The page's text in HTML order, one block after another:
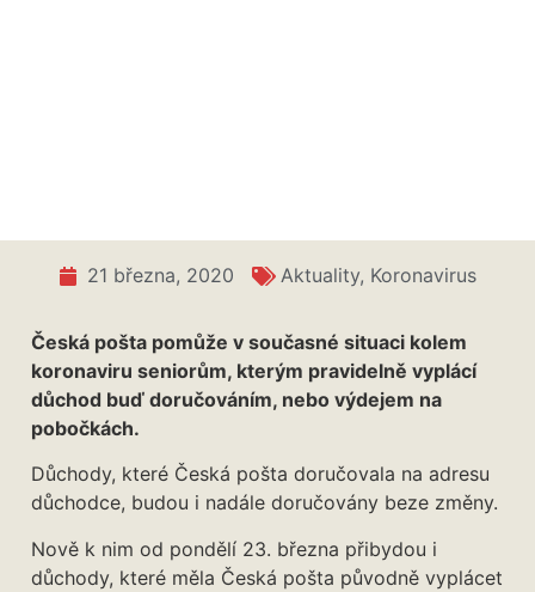
21 března, 2020 Aktuality, Koronavirus
Česká pošta pomůže v současné situaci kolem
koronaviru seniorům, kterým pravidelně vyplácí
důchod buď doručováním, nebo výdejem na
pobočkách.
Důchody, které Česká pošta doručovala na adresu
důchodce, budou i nadále doručovány beze změny.
Nově k nim od pondělí 23. března přibydou i
důchody, které měla Česká pošta původně vyplácet